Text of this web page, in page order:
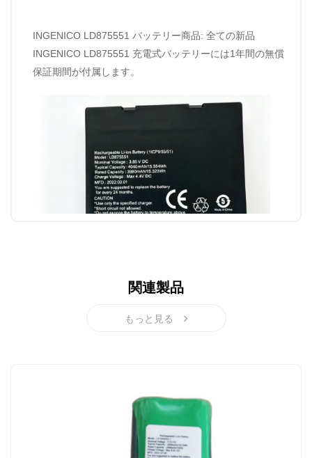
INGENICO LD875551 バッテリー商品: 全ての新品
INGENICO LD875551 充電式バッテリーには1年間の無償
保証期間が付属します。
関連製品
もっと見る